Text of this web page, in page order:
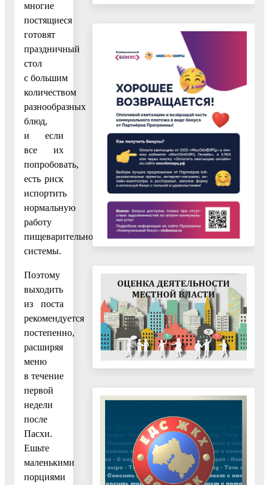
многие
постящиеся
готовят
праздничный
стол
с большим
количеством
разнообразных
блюд,
и если
все их
попробовать,
есть риск
испортить
нормальную
работу
пищеварительной
системы.
Поэтому
выходить
из поста
рекомендуется
постепенно,
расширяя
меню
в течение
первой
недели
после
Пасхи.
Ешьте
маленькими
порциями